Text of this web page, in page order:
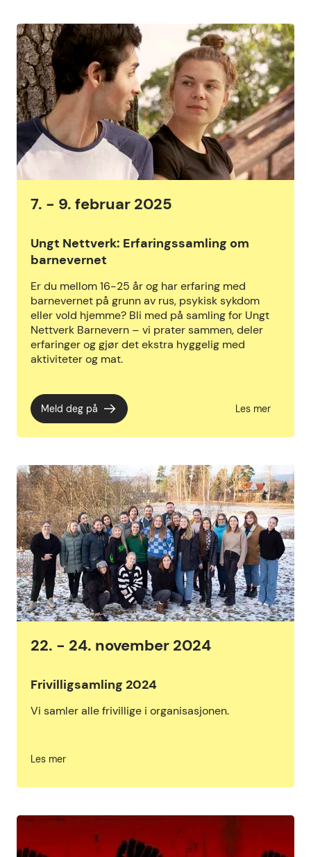
7. - 9. februar 2025
Ungt Nettverk: Erfaringssamling om
barnevernet
Er du mellom 16-25 år og har erfaring med
barnevernet på grunn av rus, psykisk sykdom
eller vold hjemme? Bli med på samling for Ungt
Nettverk Barnevern – vi prater sammen, deler
erfaringer og gjør det ekstra hyggelig med
aktiviteter og mat.
Meld deg på Les mer
22. - 24. november 2024
Frivilligsamling 2024
Vi samler alle frivillige i organisasjonen.
Les mer